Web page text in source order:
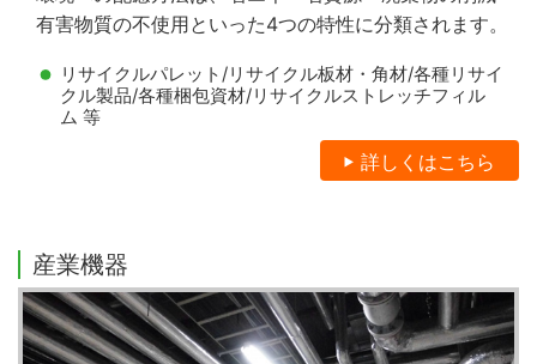
有害物質の不使用といった4つの特性に分類されます。
リサイクルパレット/リサイクル板材・角材/各種リサイ
クル製品/各種梱包資材/リサイクルストレッチフィル
ム 等
詳しくはこちら
産業機器